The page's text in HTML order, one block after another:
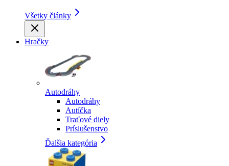
Všetky články
Hračky
Autodráhy
Autodráhy
Autíčka
Traťové diely
Príslušenstvo
Ďalšia kategória